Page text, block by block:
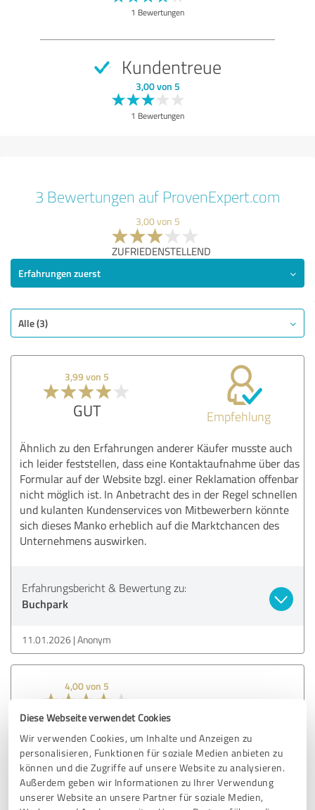
Diese Webseite verwendet Cookies
Wir verwenden Cookies, um Inhalte und Anzeigen zu
personalisieren, Funktionen für soziale Medien anbieten zu
können und die Zugriffe auf unsere Website zu analysieren.
Außerdem geben wir Informationen zu Ihrer Verwendung
unserer Website an unsere Partner für soziale Medien,
1 Bewertungen
Kundentreue
3,00 von 5
1 Bewertungen
3 Bewertungen auf ProvenExpert.com
3,00 von 5
ZUFRIEDENSTELLEND
Erfahrungen zuerst
Alle (3)
3,99 von 5
GUT Empfehlung
Ähnlich zu den Erfahrungen anderer Käufer musste auch
ich leider feststellen, dass eine Kontaktaufnahme über das
Formular auf der Website bzgl. einer Reklamation offenbar
nicht möglich ist. In Anbetracht des in der Regel schnellen
und kulanten Kundenservices von Mitbewerbern könnte
sich dieses Manko erheblich auf die Marktchancen des
Unternehmens auswirken.
Erfahrungsbericht & Bewertung zu:
Buchpark
11.01.2026 Anonym
4,00 von 5
GUT
Habe ein Buch erhalten, bei dem das Cover abgerissen und
ins Buch gesteckt war. Also offensichtlich und
unübersehbar kaputt. Laut Beschreibung war Zustand sehr
gut.